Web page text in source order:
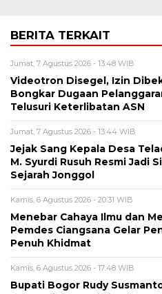
BERITA TERKAIT
Jumat, 7 Agustus 2026 - 13:48 WIB
Videotron Disegel, Izin
Bongkar Dugaan
Telusuri Keterlibatan ASN
Jumat, 7 Agustus 2026 - 13:44 WIB
Jejak Sang Kepala Desa
M. Syurdi Rusuh Resmi Jadi
Sejarah Jonggol
Kamis, 6 Agustus 2026 - 20:31 WIB
Menebar Cahaya Ilmu dan
Pemdes Ciangsana Gelar
Penuh Khidmat
Kamis, 6 Agustus 2026 - 17:48 WIB
Bupati Bogor Rudy